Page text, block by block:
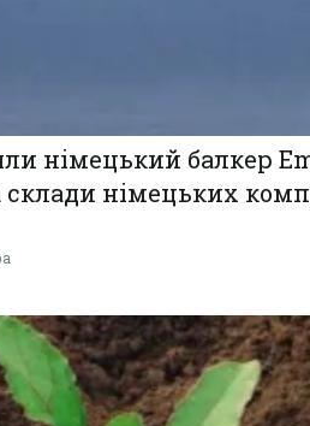
німецький балкер
німецьких